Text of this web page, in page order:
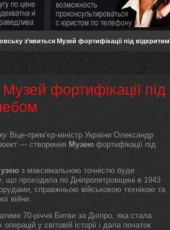
з’явиться Музей фортифікації під відкритим
фортифікації під
Віце-прем’єр-міністр України Олександр
— створення Музею фортифікації під
з максимальною точністю буде
що проходила по Дніпропетровщині в 1943
справжньою військовою технікою та
війни.
70-річчя Битви за Дніпро, яка стала
у світовій історії і дала початок